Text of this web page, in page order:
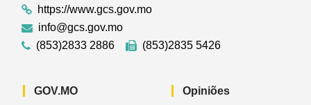
https://www.gcs.gov.mo
info@gcs.gov.mo
(853)2833 2886
(853)2835 5426
GOV.MO Opiniões